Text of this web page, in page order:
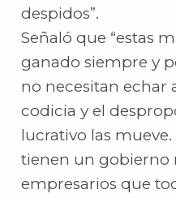
despidos”.
Señaló que “estas
ganado siempre y
no necesitan echar
codicia y el
lucrativo las
tienen un gobierno
empresarios que